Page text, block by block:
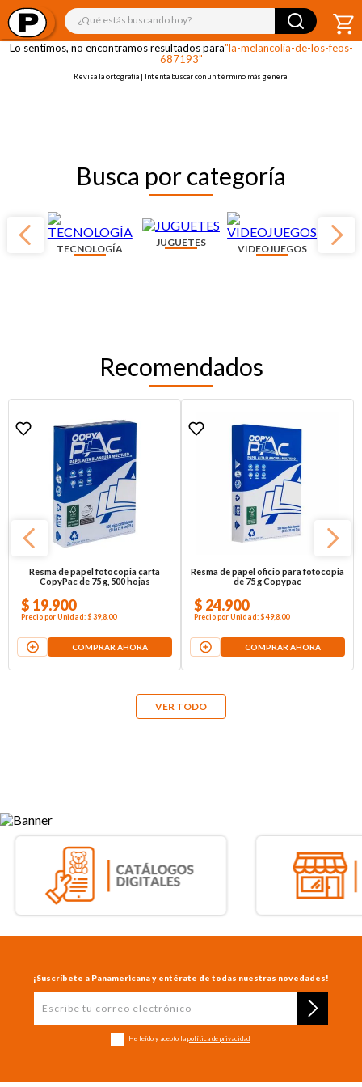
¿Qué estás buscando hoy?
¡OOPS!
Lo sentimos, no encontramos resultados para"la-melancolia-de-los-feos-
687193"
Revisa la ortografía | Intenta buscar con un término más general
Busca por categoría
TECNOLOGÍA
JUGUETES
VIDEOJUEGOS
Recomendados
Resma de papel fotocopia carta
CopyPac de 75 g, 500 hojas
$ 19.900
Precio porUnidad:$ 39,8.00
COMPRAR AHORA
Resma de papel oficio para fotocopia
de 75 g Copypac
$ 24.900
Precio porUnidad:$ 49,8.00
COMPRAR AHORA
VER TODO
¡Suscríbete a Panamericana y entérate de todas nuestras novedades!
He leído y acepto la política de privacidad